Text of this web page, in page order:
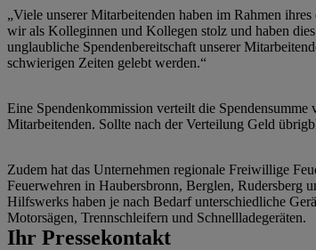
„Viele unserer Mitarbeitenden haben im Rahmen
wir als Kolleginnen und Kollegen stolz und haben
unglaubliche Spendenbereitschaft unserer
schwierigen Zeiten gelebt werden.“
Eine Spendenkommission verteilt die
Mitarbeitenden. Sollte nach der Verteilung Geld
Zudem hat das Unternehmen regionale Freiwillige
Feuerwehren in Haubersbronn, Berglen, Rudersberg
Hilfswerks haben je nach Bedarf unterschiedliche
Motorsägen, Trennschleifern und Schnellladegeräten.
Ihr Pressekontakt